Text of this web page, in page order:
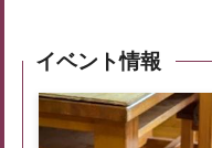
イベント情報